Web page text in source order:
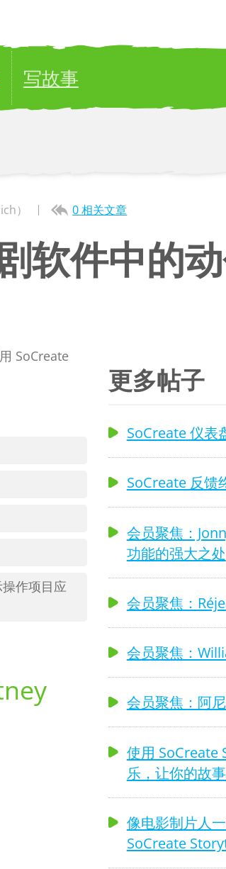
写故事
audience.
） 0 相关文章
软件中的
SoCreate
作项目应
更多帖子
SoCreate 仪表
SoCreate 反馈
会员聚焦：
功能的强大之处
会员聚焦：
会员聚焦：
会员聚焦：阿
使用 SoCreate
乐，让你的故
像电影制片人
SoCreate